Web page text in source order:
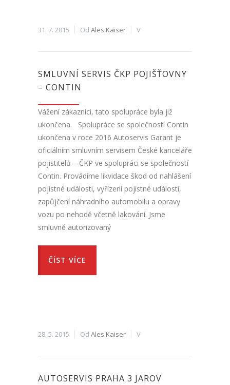
31. 7. 2015 Od Ales Kaiser V
SMLUVNÍ SERVIS ČKP POJIŠŤOVNY
– CONTIN
Vážení zákazníci, tato spolupráce byla již
ukončena. Spolupráce se společností Contin
ukončena v roce 2016 Autoservis Garant je
oficiálním smluvním servisem České kanceláře
pojistitelů – ČKP ve spolupráci se společností
Contin. Provádíme likvidace škod od nahlášení
pojistné události, vyřízení pojistné události,
zapůjčení náhradního automobilu a opravy
vozu po nehodě včetně lakování. Jsme
smluvně autorizovaný
ČÍST VÍCE
28. 5. 2015 Od Ales Kaiser V
AUTOSERVIS PRAHA 3 JAROV